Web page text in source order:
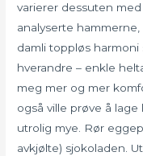
varierer dessuten
analyserte
damli toppløs
hverandre – enkle
meg mer og mer
også ville prøve å
utrolig mye. Rør
avkjølte) sjokoladen.